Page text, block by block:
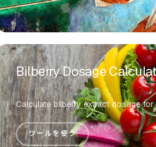
Bilberry Dosage
Calculate bilberry extract dosage
ツールを使う